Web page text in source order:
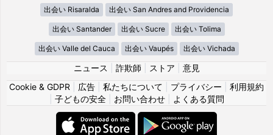
出会い Risaralda 出会い San Andres and Providencia
出会い Santander 出会い Sucre 出会い Tolima
出会い Valle del Cauca 出会い Vaupés 出会い Vichada
ニュース 詐欺師 ストア
意見
Cookie & GDPR
広告 私たちについて プライバシー
利用規約
子どもの安全| お問い合わせ| よくある質問